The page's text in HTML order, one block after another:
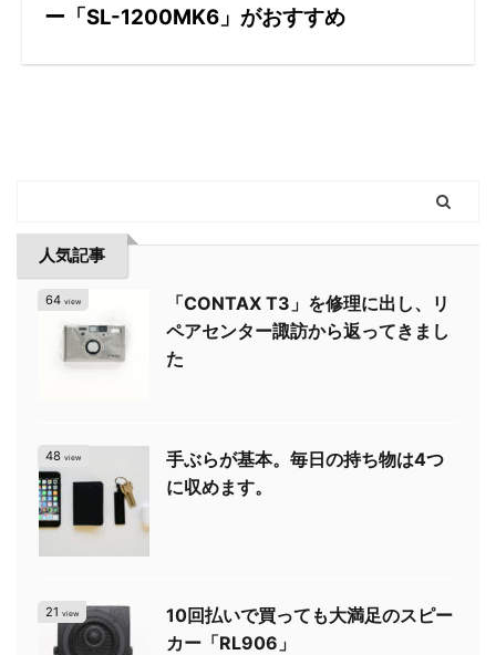
ー「SL-1200MK6」がおすすめ
人気記事
64 view
「CONTAX T3」を修理に出し、リ
ペアセンター諏訪から返ってきまし
た
48 view
手ぶらが基本。毎日の持ち物は4つ
に収めます。
21 view
10回払いで買っても大満足のスピー
カー「RL906」